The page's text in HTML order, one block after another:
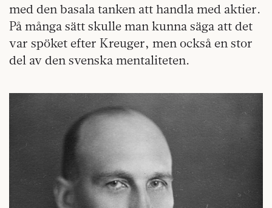
med den basala tanken att handla med aktier.
På många sätt skulle man kunna säga att det
var spöket efter Kreuger, men också en stor
del av den svenska mentaliteten.